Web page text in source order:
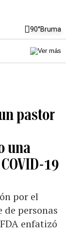
90°Bruma
pastor
una
19
por el
personas
enfatizó